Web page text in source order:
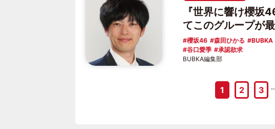
『世界に響け櫻坂
てこのグループが
櫻坂46 森田ひかる BUBKA
谷口愛季
承認欲求
BUBKA編集部
1 2 3